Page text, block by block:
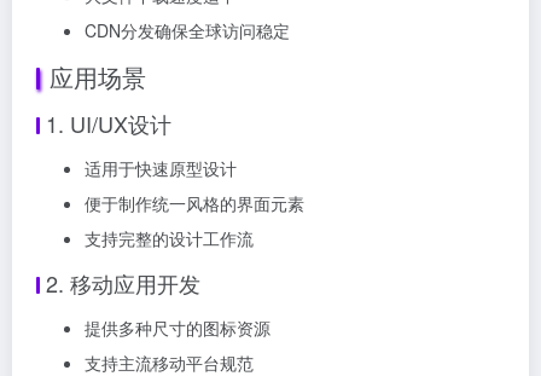
CDN分发确保全球访问稳定
应用场景
1. UI/UX设计
适用于快速原型设计
便于制作统一风格的界面元素
支持完整的设计工作流
2. 移动应用开发
提供多种尺寸的图标资源
支持主流移动平台规范